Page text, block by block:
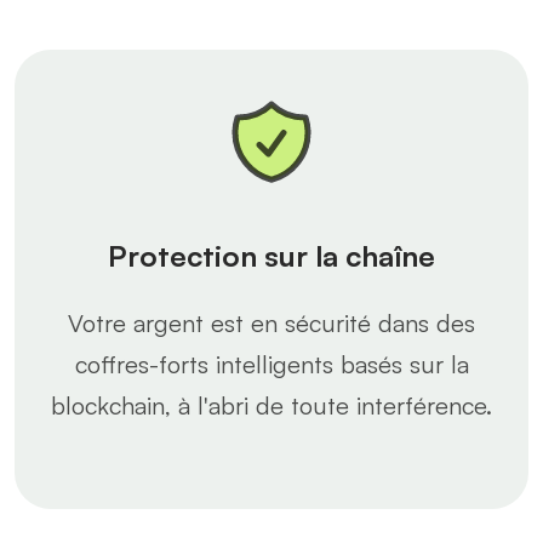
Protection sur la chaîne
Votre argent est en sécurité dans des
coffres-forts intelligents basés sur la
blockchain, à l'abri de toute interférence.